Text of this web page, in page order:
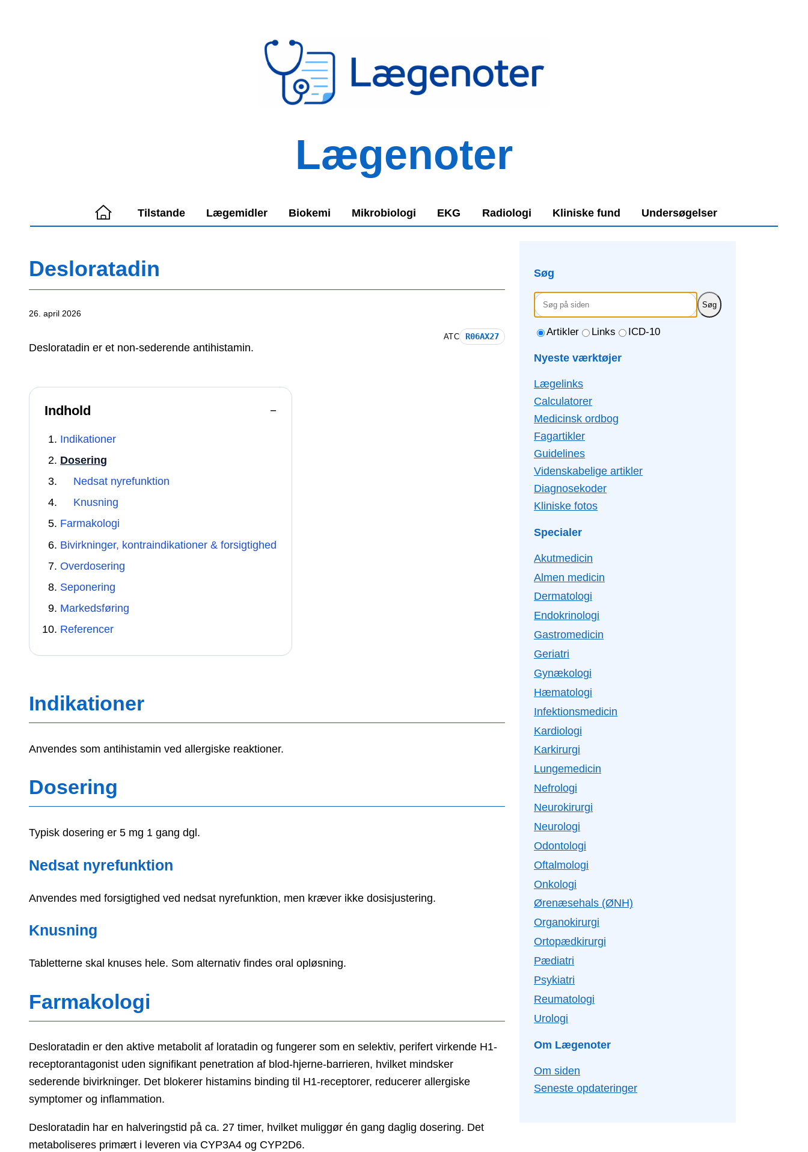
Lægenoter
Tilstande Lægemidler Biokemi Mikrobiologi EKG Radiologi Kliniske fund Undersøgelser
Desloratadin
26. april 2026
ATC R06AX27
Desloratadin er et non-sederende antihistamin.
Indhold −
Indikationer
Dosering
Nedsat nyrefunktion
Knusning
Farmakologi
Bivirkninger, kontraindikationer & forsigtighed
Overdosering
Seponering
Markedsføring
Referencer
Indikationer
Anvendes som antihistamin ved allergiske reaktioner.
Dosering
Typisk dosering er 5 mg 1 gang dgl.
Nedsat nyrefunktion
Anvendes med forsigtighed ved nedsat nyrefunktion, men kræver ikke dosisjustering.
Knusning
Tabletterne skal knuses hele. Som alternativ findes oral opløsning.
Farmakologi
Desloratadin er den aktive metabolit af loratadin og fungerer som en selektiv, perifert virkende H1-
receptorantagonist uden signifikant penetration af blod-hjerne-barrieren, hvilket mindsker
sederende bivirkninger. Det blokerer histamins binding til H1-receptorer, reducerer allergiske
symptomer og inflammation.
Desloratadin har en halveringstid på ca. 27 timer, hvilket muliggør én gang daglig dosering. Det
metaboliseres primært i leveren via CYP3A4 og CYP2D6.
Søg
Søg
Artikler Links ICD-10
Nyeste værktøjer
Lægelinks
Calculatorer
Medicinsk ordbog
Fagartikler
Guidelines
Videnskabelige artikler
Diagnosekoder
Kliniske fotos
Specialer
Akutmedicin
Almen medicin
Dermatologi
Endokrinologi
Gastromedicin
Geriatri
Gynækologi
Hæmatologi
Infektionsmedicin
Kardiologi
Karkirurgi
Lungemedicin
Nefrologi
Neurokirurgi
Neurologi
Odontologi
Oftalmologi
Onkologi
Ørenæsehals (ØNH)
Organokirurgi
Ortopædkirurgi
Pædiatri
Psykiatri
Reumatologi
Urologi
Om Lægenoter
Om siden
Seneste opdateringer